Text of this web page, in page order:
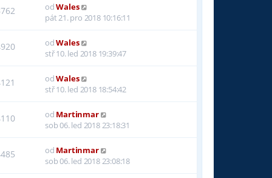
odWales
pát 21. pro 2018 10:16:11
odWales
stř 10. led 2018 19:39:47
odWales
stř 10. led 2018 18:54:42
od Martinmar
sob 06. led 2018 23:18:31
od Martinmar
sob 06. led 2018 23:08:18